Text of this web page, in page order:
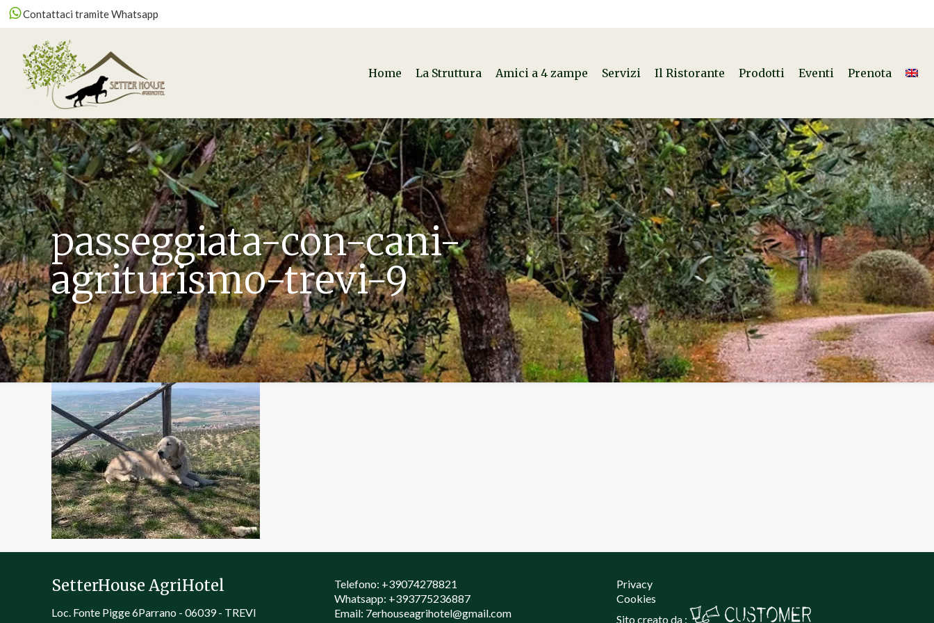
Contattaci tramite Whatsapp
Home La Struttura Amici a 4 zampe Servizi Il Ristorante Prodotti Eventi Prenota
passeggiata-con-cani-
agriturismo-trevi-9
SetterHouse AgriHotel
Loc. Fonte Pigge 6Parrano - 06039 - TREVI
Telefono: +39074278821
Whatsapp: +393775236887
Email: 7erhouseagrihotel@gmail.com
Privacy
Cookies
Sito creato da :